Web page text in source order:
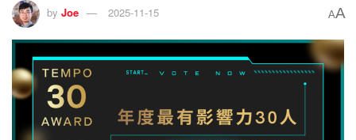
by Joe 2025-11-15 AA